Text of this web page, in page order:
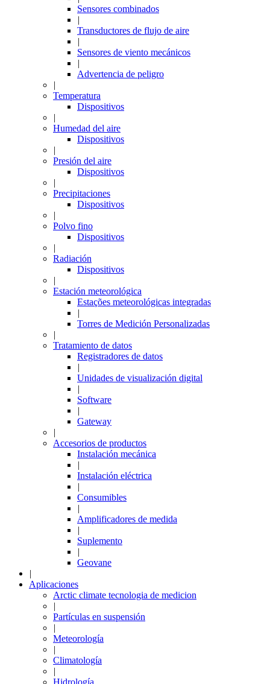
Sensores combinados
|
Transductores de flujo de aire
|
Sensores de viento mecánicos
|
Advertencia de peligro
|
Temperatura
Dispositivos
|
Humedad del aire
Dispositivos
|
Presión del aire
Dispositivos
|
Precipitaciones
Dispositivos
|
Polvo fino
Dispositivos
|
Radiación
Dispositivos
|
Estación meteorológica
Estações meteorológicas integradas
|
Torres de Medición Personalizadas
|
Tratamiento de datos
Registradores de datos
|
Unidades de visualización digital
|
Software
|
Gateway
|
Accesorios de productos
Instalación mecánica
|
Instalación eléctrica
|
Consumibles
|
Amplificadores de medida
|
Suplemento
|
Geovane
|
Aplicaciones
Arctic climate tecnologia de medicion
|
Partículas en suspensión
|
Meteorología
|
Climatología
|
Hidrología